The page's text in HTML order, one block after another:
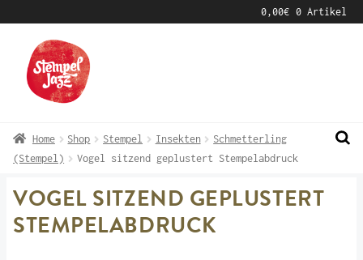
0,00€ 0 Artikel
Navigation
springen
Inhalt
springen
Home Shop Stempel Insekten
Schmetterling
(Stempel)
Vogel sitzend geplustert Stempelabdruck
VOGEL SITZEND GEPLUSTERT
STEMPELABDRUCK